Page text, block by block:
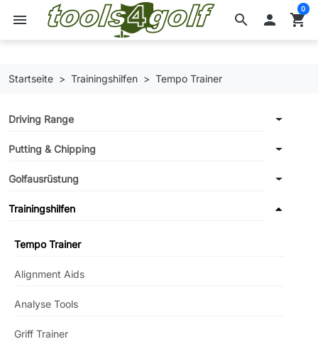
search
menu  shopping_cart
0
Startseite Trainingshilfen Tempo Trainer
Driving Range
Putting & Chipping
Golfausrüstung
Trainingshilfen
Tempo Trainer
Alignment Aids
Analyse Tools
Griff Trainer